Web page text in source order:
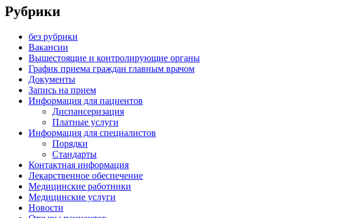
Рубрики
без рубрики
Вакансии
Вышестоящие и контролирующие органы
График приема граждан главным врачом
Документы
Запись на прием
Информация для пациентов
Диспансеризация
Платные услуги
Информация для специалистов
Порядки
Стандарты
Контактная информация
Лекарственное обеспечение
Медицинские работники
Медицинские услуги
Новости